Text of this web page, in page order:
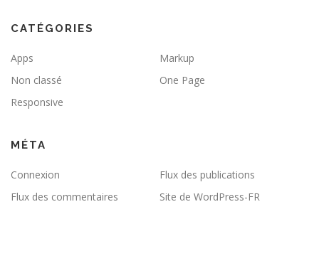
CATÉGORIES
Apps
Markup
Non classé
One Page
Responsive
MÉTA
Connexion
Flux des publications
Flux des commentaires
Site de WordPress-FR